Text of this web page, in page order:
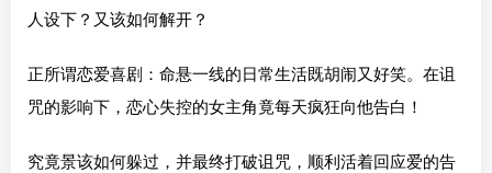
人设下？又该如何解开？
正所谓恋爱喜剧：命悬一线的日常生活既胡闹又好笑。在诅
咒的影响下，恋心失控的女主角竟每天疯狂向他告白！
究竟景该如何躲过，并最终打破诅咒，顺利活着回应爱的告